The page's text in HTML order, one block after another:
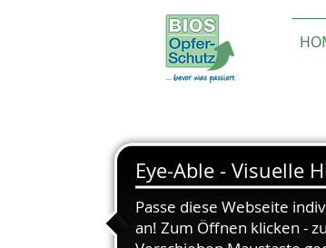
Zum
gegründet
Prof. Dr.